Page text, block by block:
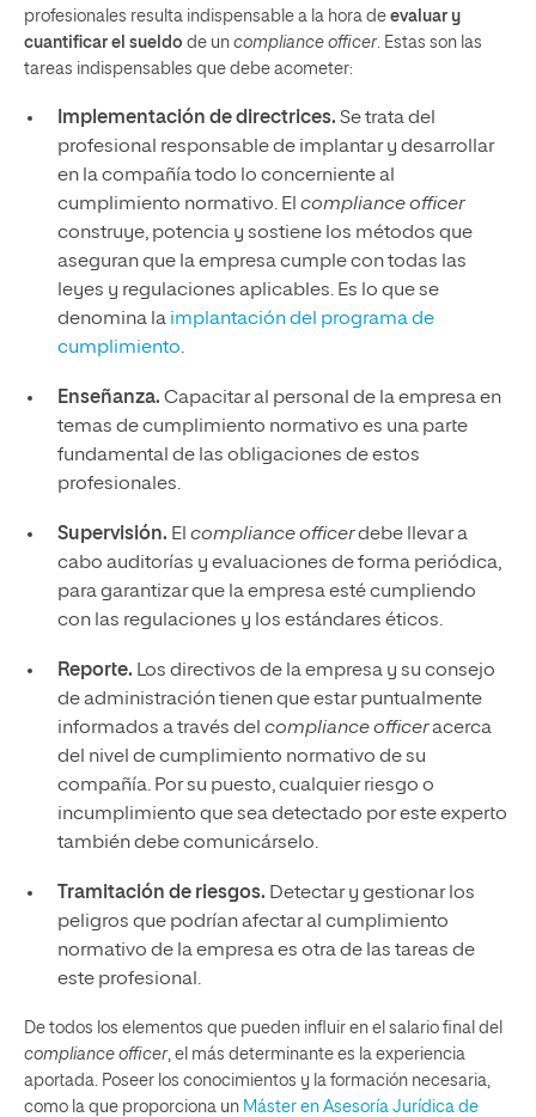
profesionales resulta indispensable a la hora de evaluar y
cuantificar el sueldo de un compliance officer. Estas son las
tareas indispensables que debe acometer:
Implementación de directrices. Se trata del
profesional responsable de implantar y desarrollar
en la compañía todo lo concerniente al
cumplimiento normativo. El compliance officer
construye, potencia y sostiene los métodos que
aseguran que la empresa cumple con todas las
leyes y regulaciones aplicables. Es lo que se
denomina la implantación del programa de
cumplimiento.
Enseñanza. Capacitar al personal de la empresa en
temas de cumplimiento normativo es una parte
fundamental de las obligaciones de estos
profesionales.
Supervisión. El compliance officerdebe llevar a
cabo auditorías y evaluaciones de forma periódica,
para garantizar que la empresa esté cumpliendo
con las regulaciones y los estándares éticos.
Reporte. Los directivos de la empresa y su consejo
de administración tienen que estar puntualmente
informados a través del compliance officeracerca
del nivel de cumplimiento normativo de su
compañía. Por su puesto, cualquier riesgo o
incumplimiento que sea detectado por este experto
también debe comunicárselo.
Tramitación de riesgos. Detectar y gestionar los
peligros que podrían afectar al cumplimiento
normativo de la empresa es otra de las tareas de
este profesional.
De todos los elementos que pueden influir en el salario final del
compliance officer, el más determinante es la experiencia
aportada. Poseer los conocimientos y la formación necesaria,
como la que proporciona un Máster en Asesoría Jurídica de